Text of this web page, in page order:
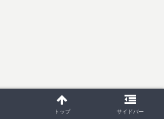
トップ サイドバー